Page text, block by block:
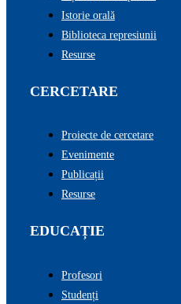
Istorie orală
Biblioteca represiunii
Resurse
CERCETARE
Proiecte de cercetare
Evenimente
Publicații
Resurse
EDUCAȚIE
Profesori
Studenți